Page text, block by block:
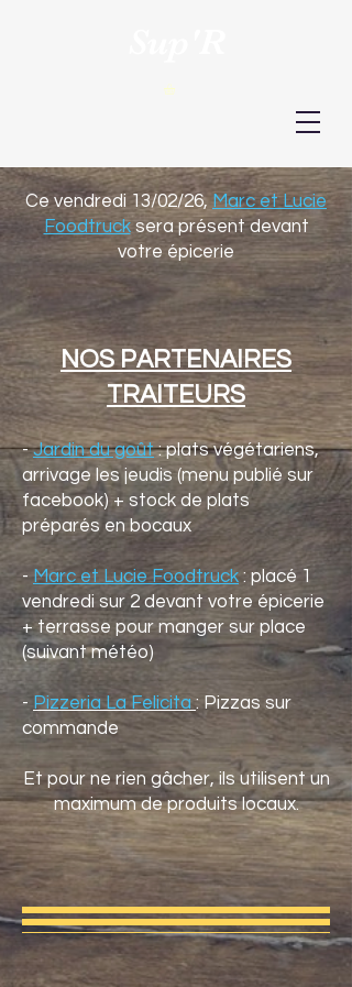
Ce vendredi 13/02/26, Marc et Lucie
Foodtrucksera présent devant
votre épicerie
NOS PARTENAIRES
TRAITEURS
-Jardin du goût: plats végétariens,
arrivage les jeudis (menu publié sur
facebook) + stock de plats
préparés en bocaux
- Marc et Lucie Foodtruck : placé 1
vendredi sur 2 devant votre épicerie
+ terrasse pour manger sur place
(suivant météo)
- Pizzeria La Felicita : Pizzas sur
commande
Et pour ne rien gâcher, ils utilisent un
maximum de produits locaux.